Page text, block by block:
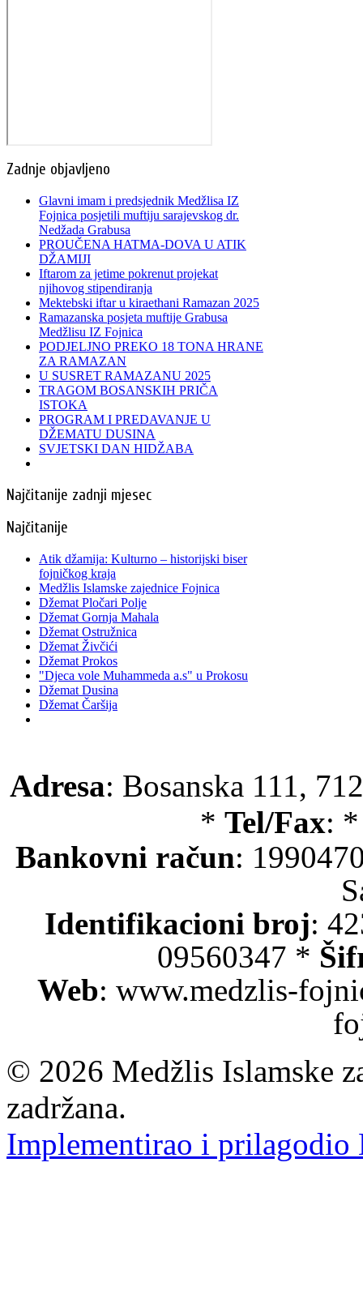
Zadnje objavljeno
Glavni imam i predsjednik Medžlisa IZ
Fojnica posjetili muftiju sarajevskog dr.
Nedžada Grabusa
PROUČENA HATMA-DOVA U ATIK
DŽAMIJI
Iftarom za jetime pokrenut projekat
njihovog stipendiranja
Mektebski iftar u kiraethani Ramazan 2025
Ramazanska posjeta muftije Grabusa
Medžlisu IZ Fojnica
PODJELJNO PREKO 18 TONA HRANE
ZA RAMAZAN
U SUSRET RAMAZANU 2025
TRAGOM BOSANSKIH PRIČA
ISTOKA
PROGRAM I PREDAVANJE U
DŽEMATU DUSINA
SVJETSKI DAN HIDŽABA
Najčitanije zadnji mjesec
Najčitanije
Atik džamija: Kulturno – historijski biser
fojničkog kraja
Medžlis Islamske zajednice Fojnica
Džemat Pločari Polje
Džemat Gornja Mahala
Džemat Ostružnica
Džemat Živčići
Džemat Prokos
"Djeca vole Muhammeda a.s" u Prokosu
Džemat Dusina
Džemat Čaršija
Adresa: Bosanska 111,
* Tel/Fax:
Bankovni račun:
Identifikacioni broj:
09560347 *
Web: www.medzlis-
© 2026 Medžlis Islamske
zadržana.
Implementirao i prilagodio